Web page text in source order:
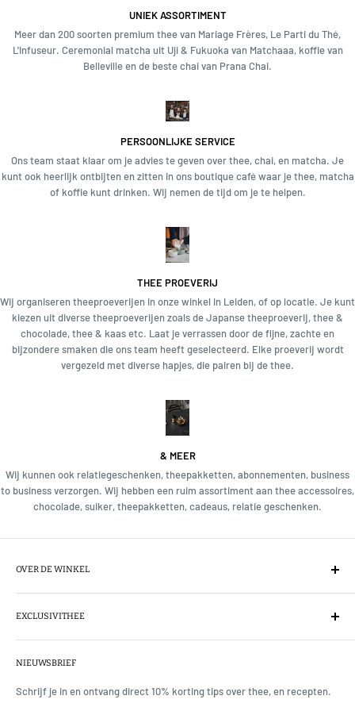
UNIEK ASSORTIMENT
Meer dan 200 soorten premium thee van Mariage Frères, Le Parti du Thé,
L'Infuseur. Ceremonial matcha uit Uji & Fukuoka van Matchaaa, koffie van
Belleville en de beste chai van Prana Chai.
PERSOONLIJKE SERVICE
Ons team staat klaar om je advies te geven over thee, chai, en matcha. Je
kunt ook heerlijk ontbijten en zitten in ons boutique café waar je thee, matcha
of koffie kunt drinken. Wij nemen de tijd om je te helpen.
THEE PROEVERIJ
Wij organiseren theeproeverijen in onze winkel in Leiden, of op locatie. Je kunt
kiezen uit diverse theeproeverijen zoals de Japanse theeproeverij, thee &
chocolade, thee & kaas etc. Laat je verrassen door de fijne, zachte en
bijzondere smaken die ons team heeft geselecteerd. Elke proeverij wordt
vergezeld met diverse hapjes, die pairen bij de thee.
& MEER
Wij kunnen ook relatiegeschenken, theepakketten, abonnementen, business
to business verzorgen. Wij hebben een ruim assortiment aan thee accessoires,
chocolade, suiker, theepakketten, cadeaus, relatie geschenken.
OVER DE WINKEL
Wij importeren direct de thee van het exclusieve theemerk Mariage
Frères, de champagne onder de theesoorten. Tevens voeren wij Le
meer, China, Japan en Indonesië. Wij importeren teven ceremonial
EXCLUSIVITHEE
Over
Theeproeverijen & workshops
Contact
NIEUWSBRIEF
Schrijf je in en ontvang direct 10% korting tips over thee, en recepten.